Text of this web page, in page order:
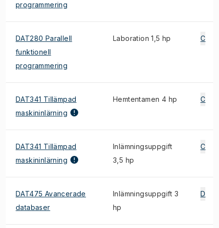
programmering
DAT280 Parallell
funktionell
programmering
Laboration 1,5 hp C
DAT341 Tillämpad
maskininlärning
Hemtentamen 4 hp C
DAT341 Tillämpad
maskininlärning
Inlämningsuppgift
3,5 hp
C
DAT475 Avancerade
databaser
Inlämningsuppgift 3
hp
D